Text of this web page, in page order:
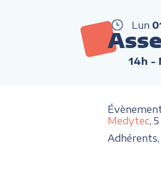
Lun
14h -
Medytec,